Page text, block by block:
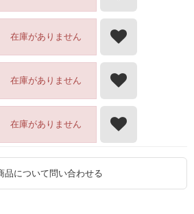
在庫がありません
在庫がありません
在庫がありません
品について問い合わせる